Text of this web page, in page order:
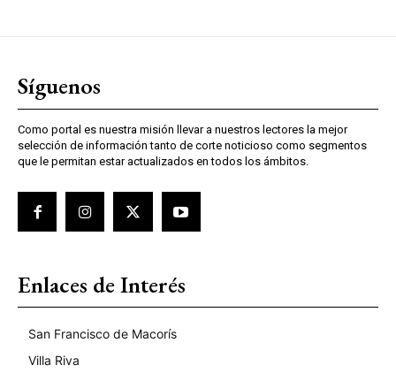
Síguenos
Como portal es nuestra misión llevar a nuestros lectores la mejor
selección de información tanto de corte noticioso como segmentos
que le permitan estar actualizados en todos los ámbitos.
Enlaces de Interés
San Francisco de Macorís
Villa Riva